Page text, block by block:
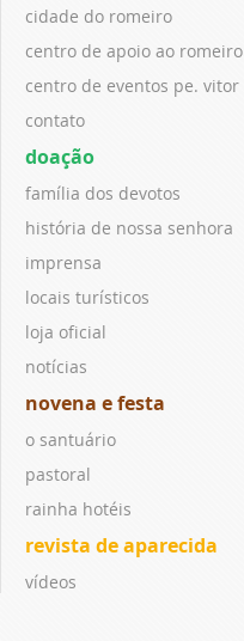
cidade do romeiro
centro de apoio ao romeiro
centro de eventos pe. vitor
contato
doação
família dos devotos
história de nossa senhora
imprensa
locais turísticos
loja oficial
notícias
novena e festa
o santuário
pastoral
rainha hotéis
revista de aparecida
vídeos